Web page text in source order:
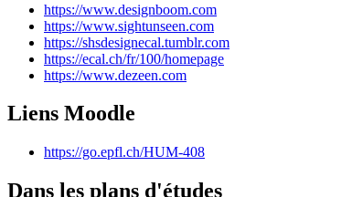
https://www.designboom.com
https://www.sightunseen.com
https://shsdesignecal.tumblr.com
https://ecal.ch/fr/100/homepage
https://www.dezeen.com
Liens Moodle
https://go.epfl.ch/HUM-408
Dans les plans d'études